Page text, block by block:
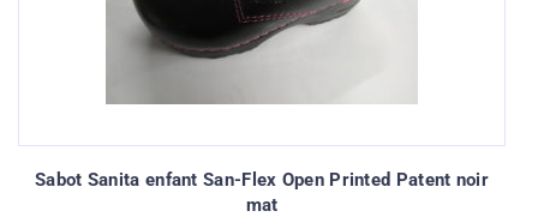
Sabot Sanita enfant San-Flex Open Printed Patent noir
mat